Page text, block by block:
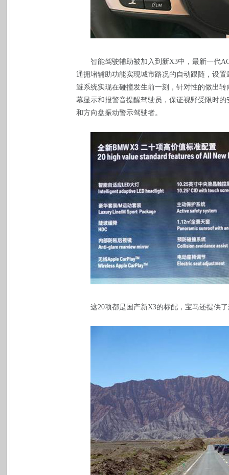
智能驾驶辅助被加入到新X3中，最新一代
通拥堵辅助功能实现城市路况的自动跟随，设
避系统实现在碰撞发生前一刻，针对性的做出
幕显示和报警音提醒驾驶员，保证视野受限时
和方向盘振动警示驾驶者。
这20项都是国产新X3的标配，宝马还提供